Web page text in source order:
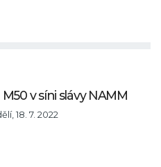
v síni slávy NAMM
18. 7. 2022